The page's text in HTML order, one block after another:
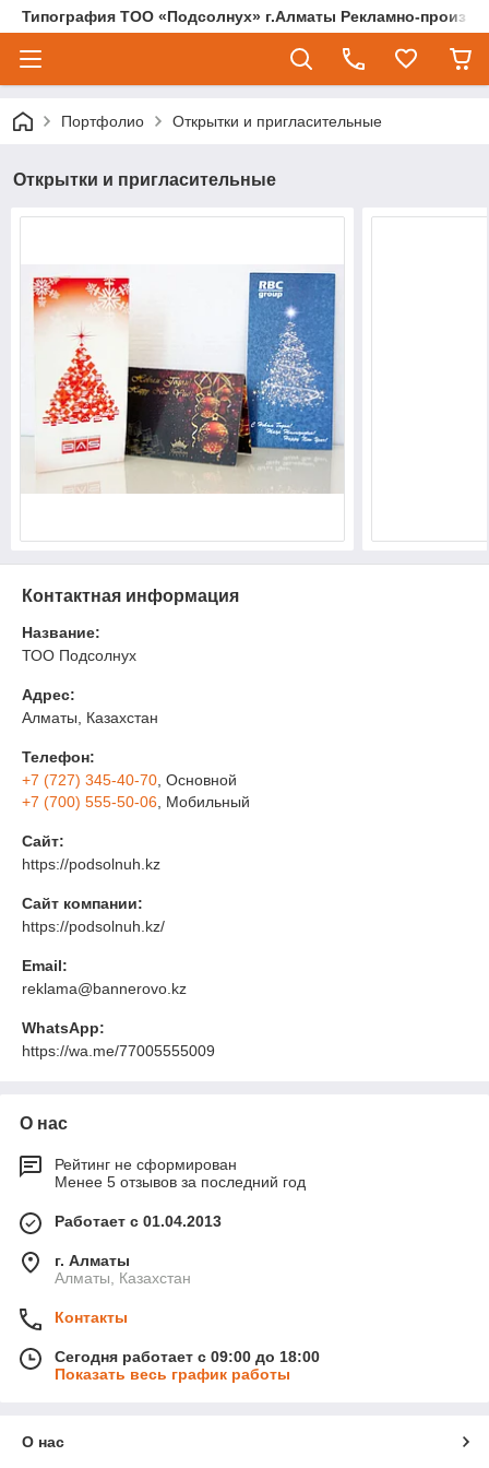
Типография ТОО «Подсолнух» г.Алматы Рекламно-
Портфолио Открытки и пригласительные
Открытки и пригласительные
Контактная информация
Название:
ТОО Подсолнух
Адрес:
Алматы, Казахстан
Телефон:
+7 (727) 345-40-70 , Основной
+7 (700) 555-50-06 , Мобильный
Сайт:
https://podsolnuh.kz
Сайт компании:
https://podsolnuh.kz/
Email:
reklama@bannerovo.kz
WhatsApp:
https://wa.me/77005555009
О нас
Рейтинг не сформирован
Менее 5 отзывов за последний год
Работает с 01.04.2013
г. Алматы
Алматы, Казахстан
Контакты
Сегодня работает с 09:00 до 18:00
Показать весь график работы
О нас